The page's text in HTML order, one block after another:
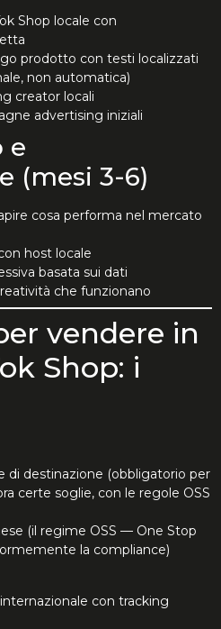
Shop locale con
prodotto con testi localizzati
non automatica)
creator locali
advertising iniziali
e
(mesi 3-6)
cosa performa nel mercato
host locale
basata sui dati
che funzionano
vendere in
Shop: i
di destinazione (obbligatorio per
certe soglie, con le regole OSS
(il regime OSS — One Stop
la compliance)
con tracking